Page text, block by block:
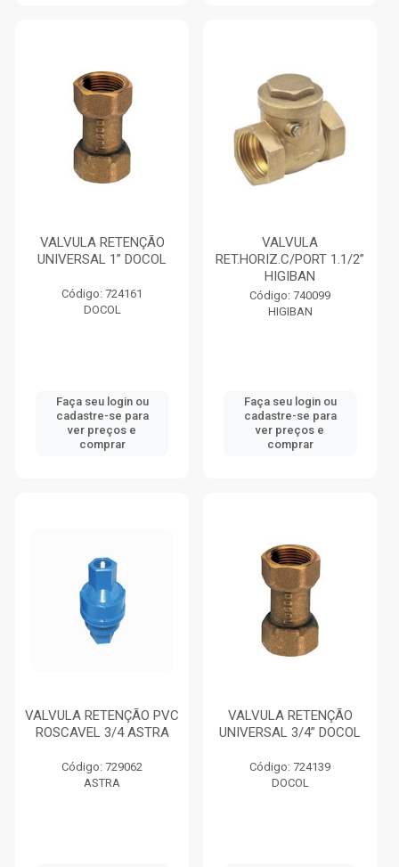
VALVULA RETENÇÃO
UNIVERSAL 1” DOCOL
Código: 724161
DOCOL
Faça seu login ou
cadastre-se para
ver preços e
comprar
VALVULA
RET.HORIZ.C/PORT 1.1/2”
HIGIBAN
Código: 740099
HIGIBAN
Faça seu login ou
cadastre-se para
ver preços e
comprar
VALVULA RETENÇÃO PVC
ROSCAVEL 3/4 ASTRA
Código: 729062
ASTRA
VALVULA RETENÇÃO
UNIVERSAL 3/4” DOCOL
Código: 724139
DOCOL